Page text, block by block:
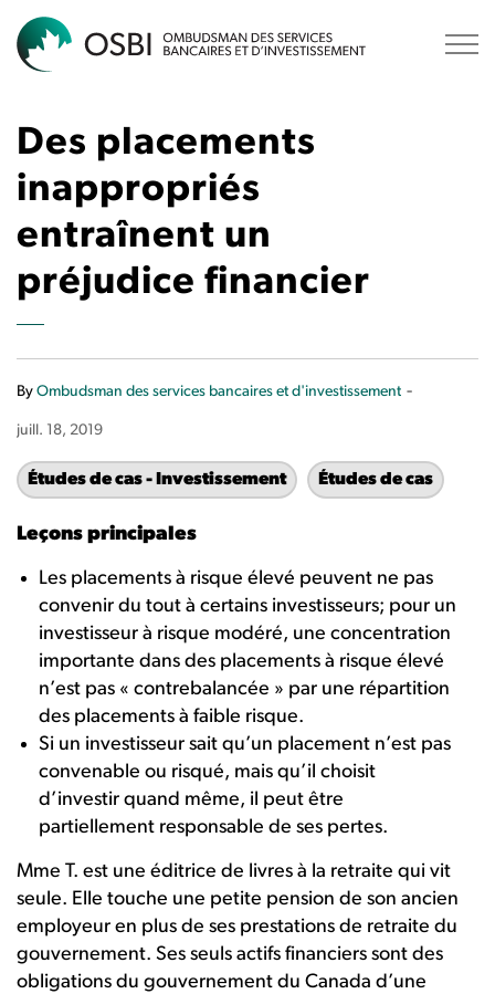
Des placements
inappropriés
entraînent un
préjudice financier
By Ombudsman des services bancaires et d'investissement -
juill. 18, 2019
Études de cas - Investissement Études de cas
Leçons principales
Les placements à risque élevé peuvent ne pas
convenir du tout à certains investisseurs; pour un
investisseur à risque modéré, une concentration
importante dans des placements à risque élevé
n’est pas « contrebalancée » par une répartition
des placements à faible risque.
Si un investisseur sait qu’un placement n’est pas
convenable ou risqué, mais qu’il choisit
d’investir quand même, il peut être
partiellement responsable de ses pertes.
Mme T. est une éditrice de livres à la retraite qui vit
seule. Elle touche une petite pension de son ancien
employeur en plus de ses prestations de retraite du
gouvernement. Ses seuls actifs financiers sont des
obligations du gouvernement du Canada d’une